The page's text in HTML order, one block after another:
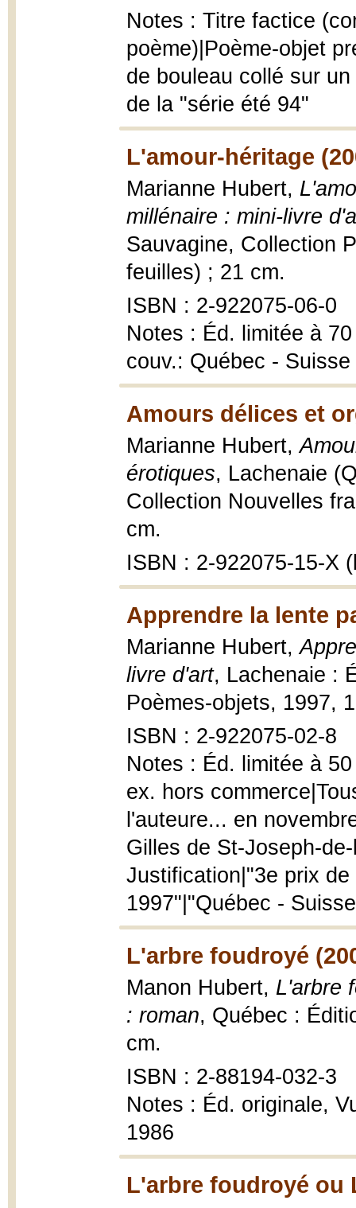
Notes : Titre factice
poème)|Poème-objet
de bouleau collé sur
de la "série été 94"
L'amour-héritage
Marianne Hubert,
millénaire : mini-livre
Sauvagine, Collection
feuilles) ; 21 cm.
ISBN : 2-922075-06-0
Notes : Éd. limitée à
couv.: Québec - Suisse
Amours délices et
Marianne Hubert,
érotiques, Lachenaie
Collection Nouvelles
cm.
ISBN : 2-922075-15-X
Apprendre la lente
Marianne Hubert,
livre d'art, Lachenaie :
Poèmes-objets, 1997,
ISBN : 2-922075-02-8
Notes : Éd. limitée à
ex. hors
l'auteure... en
Gilles de St-Joseph-
Justification|"3e prix
1997"|"Québec -
L'arbre foudroyé
Manon Hubert, L'arbre
: roman, Québec :
cm.
ISBN : 2-88194-032-3
Notes : Éd. originale,
1986
L'arbre foudroyé ou